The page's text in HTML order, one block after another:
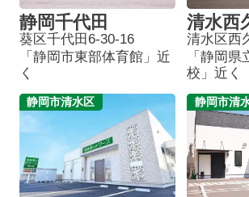
静岡千代田
葵区千代田6-30-16
「静岡市東部体育館」近
く
清水西
清水区西
「静岡
校」近く
静岡市清水区 静岡市清